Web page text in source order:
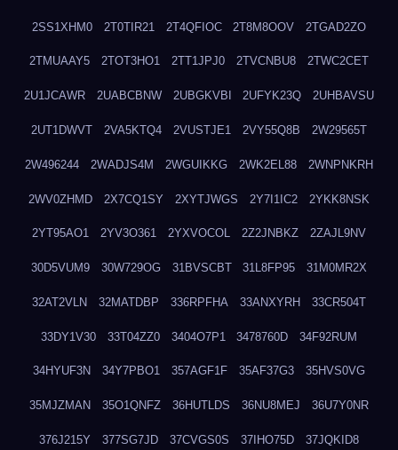
2SS1XHM0 2T0TIR21 2T4QFIOC 2T8M8OOV 2TGAD2ZO
2TMUAAY5 2TOT3HO1 2TT1JPJ0 2TVCNBU8 2TWC2CET
2U1JCAWR 2UABCBNW 2UBGKVBI 2UFYK23Q 2UHBAVSU
2UT1DWVT 2VA5KTQ4 2VUSTJE1 2VY55Q8B 2W29565T
2W496244 2WADJS4M 2WGUIKKG 2WK2EL88 2WNPNKRH
2WV0ZHMD 2X7CQ1SY 2XYTJWGS 2Y7I1IC2 2YKK8NSK
2YT95AO1 2YV3O361 2YXVOCOL 2Z2JNBKZ 2ZAJL9NV
30D5VUM9 30W729OG 31BVSCBT 31L8FP95 31M0MR2X
32AT2VLN 32MATDBP 336RPFHA 33ANXYRH 33CR504T
33DY1V30 33T04ZZ0 3404O7P1 3478760D 34F92RUM
34HYUF3N 34Y7PBO1 357AGF1F 35AF37G3 35HVS0VG
35MJZMAN 35O1QNFZ 36HUTLDS 36NU8MEJ 36U7Y0NR
376J215Y 377SG7JD 37CVGS0S 37IHO75D 37JQKID8